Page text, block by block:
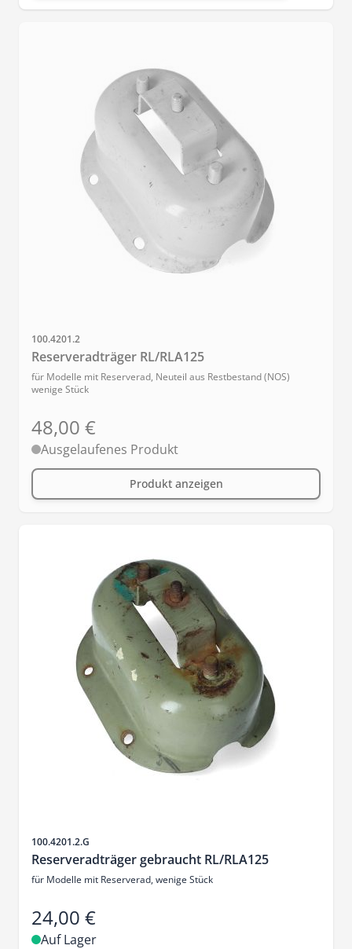
Artikelnr.
100.4201.2
Reserveradträger RL/RLA125
für Modelle mit Reserverad, Neuteil aus Restbestand (NOS)
wenige Stück
48,00 €
Ausgelaufenes Produkt
Produkt anzeigen
Artikelnr.
100.4201.2.G
Reserveradträger gebraucht RL/RLA125
für Modelle mit Reserverad, wenige Stück
24,00 €
Auf Lager